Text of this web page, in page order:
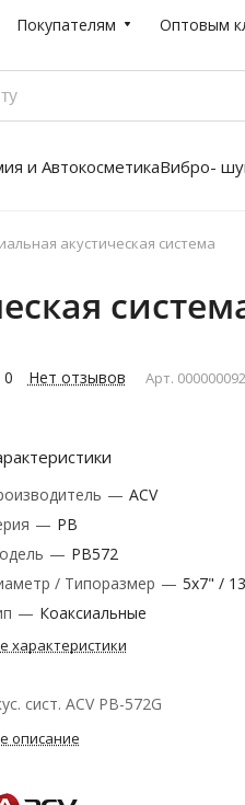
Покупателям Оптовым
и АвтокосметикаВибро-
акустическая система
0 Нет отзывов Арт.
— ACV
— PB
— PB572
/ Типоразмер — 5x7" /
— Коаксиальные
характеристики
сист. ACV PB-572G
описание